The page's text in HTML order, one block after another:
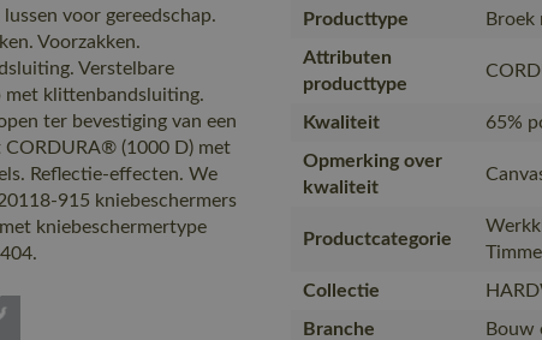
voor gereedschap.
Voorzakken.
Verstelbare
met klittenbandsluiting.
ter bevestiging van een
CORDURA® (1000 D) met
Reflectie-effecten. We
915 kniebeschermers
kniebeschermertype
Producttype
Broek
Attributen
producttype
Kwaliteit
65%
Opmerking over
kwaliteit
Productcategorie
Collectie
Branche
Bouw